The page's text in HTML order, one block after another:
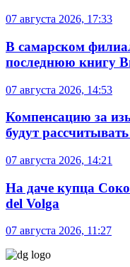
07 августа 2026, 17:33
В самарском
последнюю книгу
07 августа 2026, 14:53
Компенсацию за
будут
07 августа 2026, 14:21
На даче купца
del Volga
07 августа 2026, 11:27